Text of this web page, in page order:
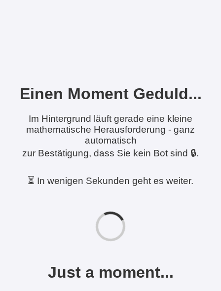
Einen Moment Geduld...
Im Hintergrund läuft gerade eine kleine
mathematische Herausforderung - ganz
automatisch
zur Bestätigung, dass Sie kein Bot sind 🔒.
⏳ In wenigen Sekunden geht es weiter.
Just a moment...